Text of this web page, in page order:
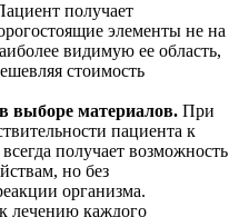
получает
элементы не на
видимую ее область,
стоимость
выборе материалов. При
пациента к
получает возможность
но без
организма.
к лечению каждого